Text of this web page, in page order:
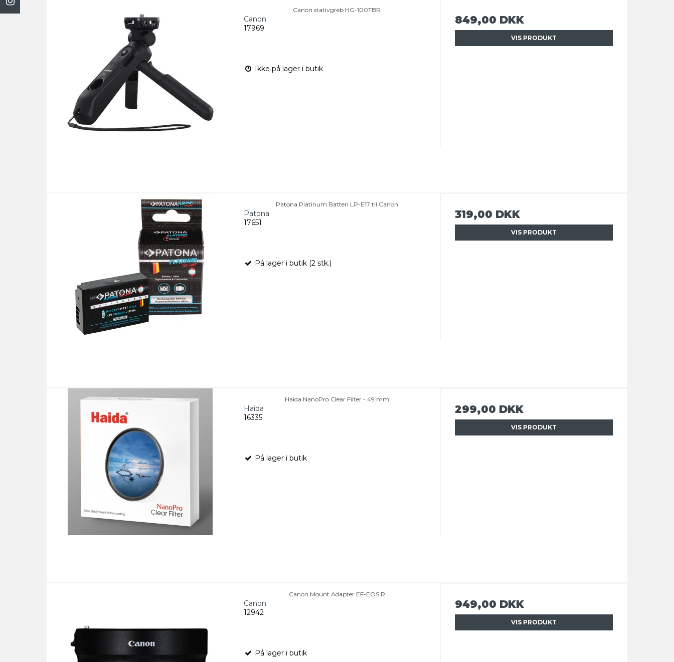
Canon stativgreb HG-100TBR
Canon
17969
Ikke på lager i butik
849,00 DKK
VIS PRODUKT
Patona Platinum Batteri LP-E17 til Canon
Patona
17651
På lager i butik (2 stk.)
319,00 DKK
VIS PRODUKT
Haida NanoPro Clear Filter - 49 mm
Haida
16335
På lager i butik
299,00 DKK
VIS PRODUKT
Canon Mount Adapter EF-EOS R
Canon
12942
På lager i butik
949,00 DKK
VIS PRODUKT